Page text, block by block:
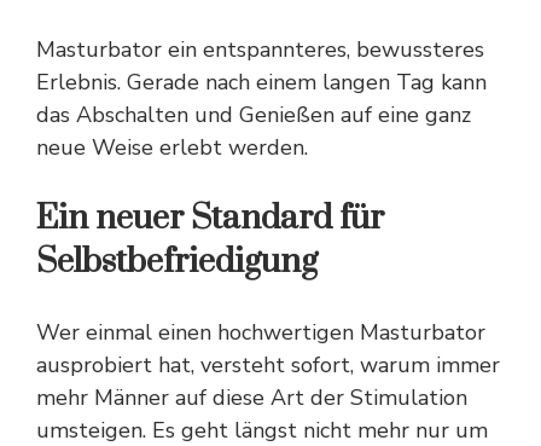
Masturbator ein entspannteres, bewussteres
Erlebnis. Gerade nach einem langen Tag kann
das Abschalten und Genießen auf eine ganz
neue Weise erlebt werden.
Ein neuer Standard für
Selbstbefriedigung
Wer einmal einen hochwertigen Masturbator
ausprobiert hat, versteht sofort, warum immer
mehr Männer auf diese Art der Stimulation
umsteigen. Es geht längst nicht mehr nur um